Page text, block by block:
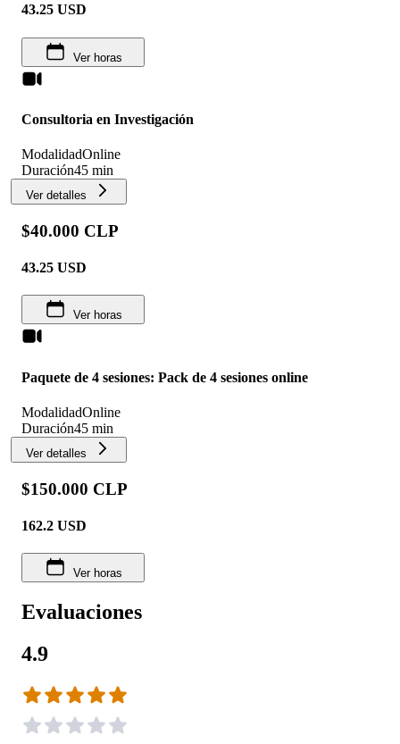
43.25 USD
Ver horas
Consultoria en Investigación
ModalidadOnline
Duración45 min
Ver detalles
$40.000 CLP
43.25 USD
Ver horas
Paquete de 4 sesiones: Pack de 4 sesiones online
ModalidadOnline
Duración45 min
Ver detalles
$150.000 CLP
162.2 USD
Ver horas
Evaluaciones
4.9